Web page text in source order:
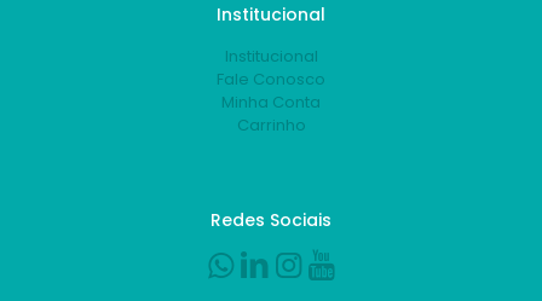
Institucional
Institucional
Fale Conosco
Minha Conta
Carrinho
Redes Sociais